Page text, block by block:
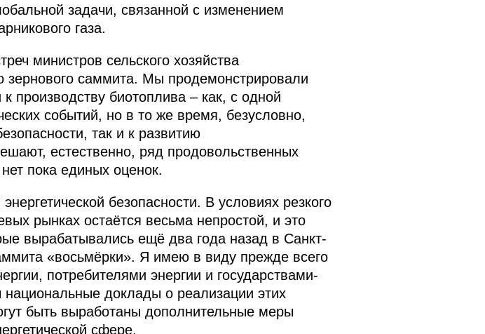
задачи, связанной с изменением
газа.
министров сельского хозяйства
саммита. Мы продемонстрировали
производству биотоплива – как, с одной
событий, но в то же время, безусловно,
так и к развитию
естественно, ряд продовольственных
пока единых оценок.
безопасности. В условиях резкого
рынках остаётся весьма непростой, и это
вырабатывались ещё два года назад в Санкт-
«восьмёрки». Я имею в виду прежде всего
потребителями энергии и государствами-
доклады о реализации этих
быть выработаны дополнительные меры
сфере.